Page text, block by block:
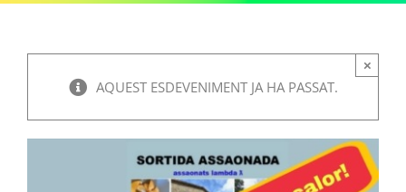
AQUEST ESDEVENIMENT JA HA PASSAT.
×